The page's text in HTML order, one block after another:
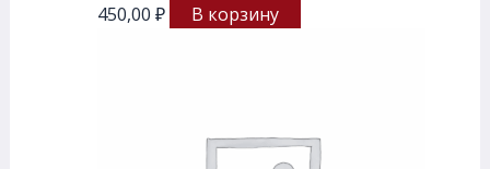
450,00 ₽ В корзину